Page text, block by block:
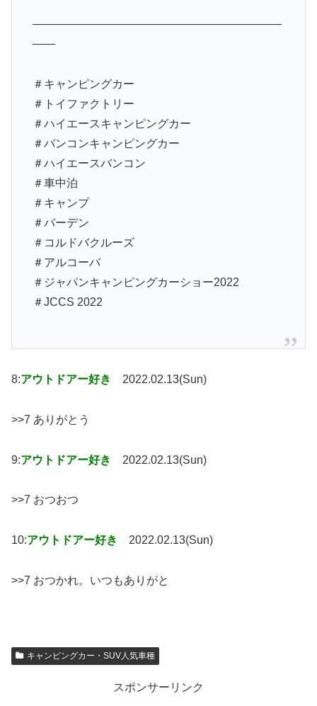
——————————————————————
——
＃キャンピングカー
＃トイファクトリー
＃ハイエースキャンピングカー
＃バンコンキャンピングカー
＃ハイエースバンコン
＃車中泊
＃キャンプ
＃バーデン
＃コルドバクルーズ
＃アルコーバ
＃ジャパンキャンピングカーショー2022
＃JCCS 2022
8:アウトドアー好き 2022.02.13(Sun)
>>7 ありがとう
9:アウトドアー好き 2022.02.13(Sun)
>>7 おつおつ
10:アウトドアー好き 2022.02.13(Sun)
>>7 おつかれ。いつもありがと
キャンピングカー・SUV人気車種
スポンサーリンク